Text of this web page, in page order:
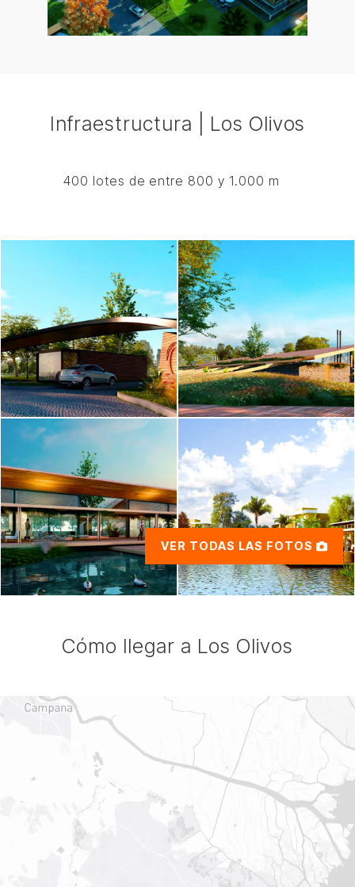
Infraestructura | Los Olivos
400 lotes de entre 800 y 1.000 m
VER TODAS LAS FOTOS
Cómo llegar a Los Olivos